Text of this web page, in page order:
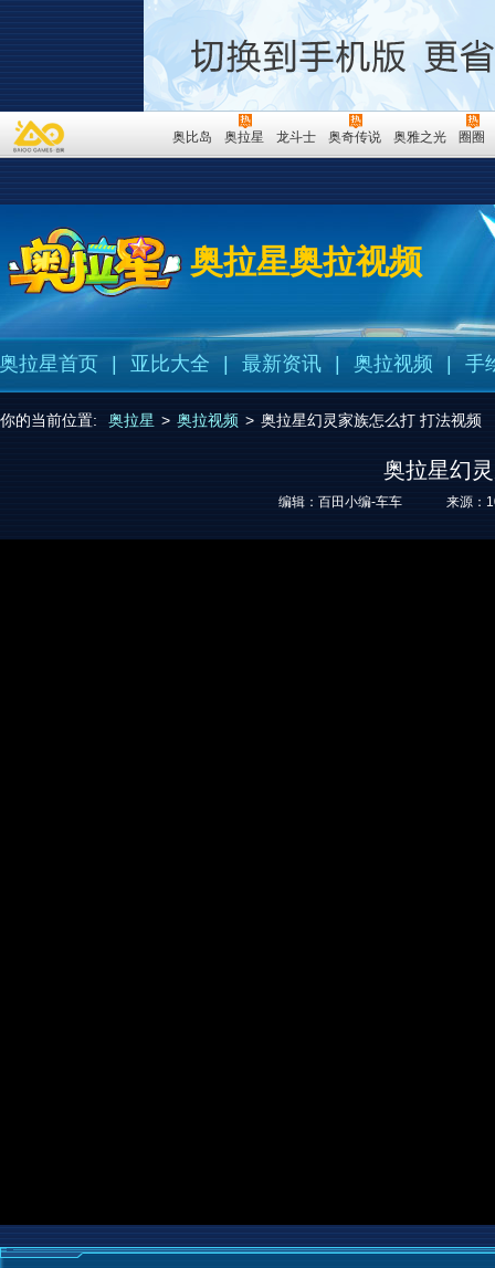
奥比岛 奥拉星 龙斗士 奥奇传说 奥雅之光 圈圈
奥拉星奥拉视频
奥拉星首页 亚比大全 最新资讯 奥拉视频 手
你的当前位置: 奥拉星 > 奥拉视频 > 奥拉星幻灵家族怎么打 打法视频
奥拉星幻
编辑：百田小编-车车 来源：